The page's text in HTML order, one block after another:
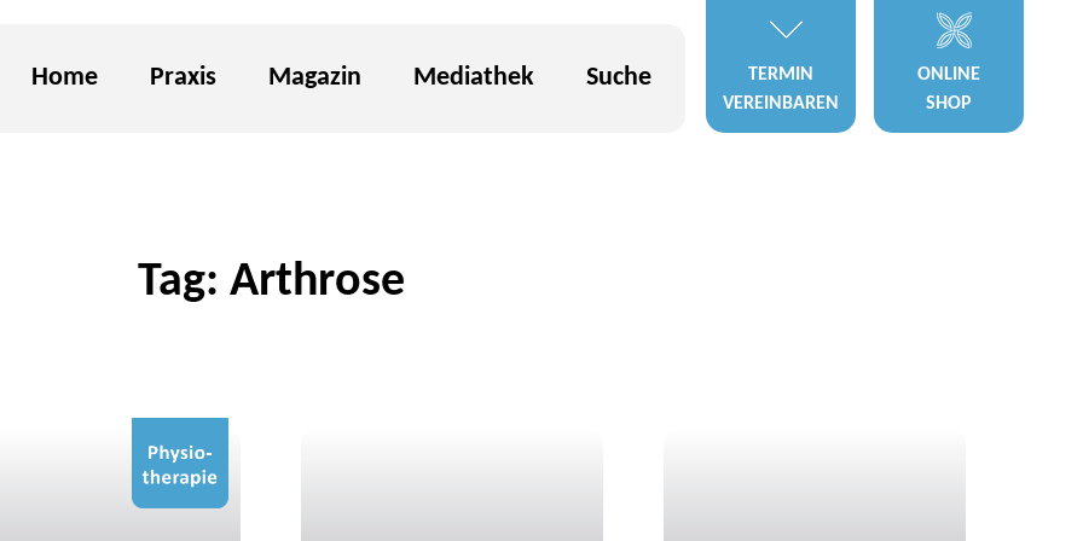
Home Praxis Magazin Mediathek Suche
TERMIN
VEREINBAREN
ONLINE
SHOP
Tag: Arthrose